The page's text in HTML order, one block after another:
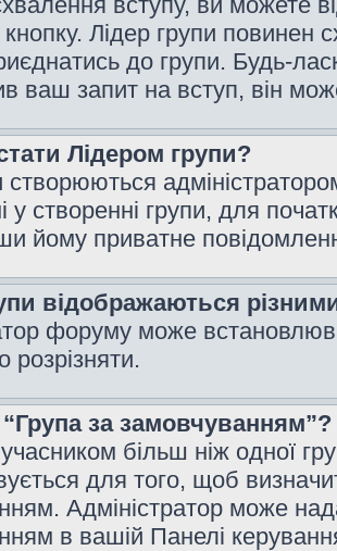
кнопку. Лідер групи
до групи. Будь-
ваш запит на вступ, він
Лідером групи?
створюються
у створенні групи, для
йому приватне
відображаються
форуму може
за замовчуванням”?
більш ніж одної
для того, щоб
Адміністратор може
в вашій Панелі